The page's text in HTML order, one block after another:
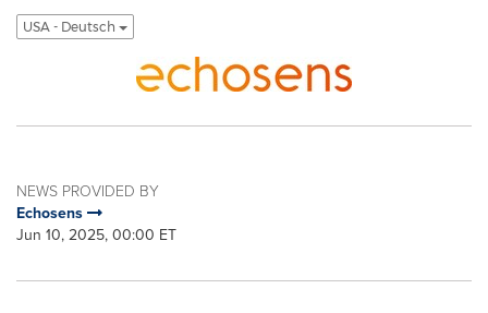
USA - Deutsch
NEWS PROVIDED BY
Echosens
Jun 10, 2025, 00:00 ET